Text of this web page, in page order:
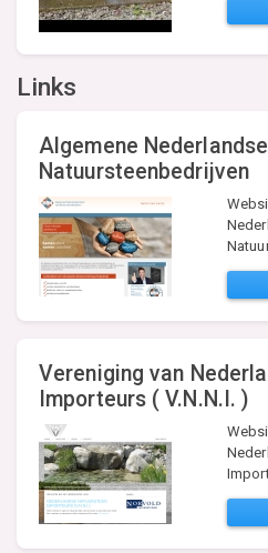
Links
Algemene
Natuursteenbedrijven
Vereniging van
Importeurs ( V.N.N.I. )